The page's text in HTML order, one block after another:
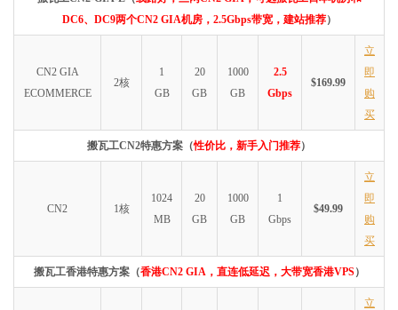
DC6、DC9两个CN2 GIA机房，2.5Gbps带宽，建站推荐）
CN2 GIA
ECOMMERCE
2核
1
GB
20
GB
1000
GB
2.5
Gbps
$169.99
立
即
购
买
搬瓦工CN2特惠方案（性价比，新手入门推荐）
CN2 1核
1024
MB
20
GB
1000
GB
1
Gbps
$49.99
立
即
购
买
搬瓦工香港特惠方案（香港CN2 GIA，直连低延迟，大带宽香港VPS）
立